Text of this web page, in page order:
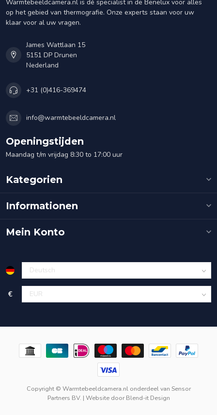
Warmtebeeldcamera.nl is dé specialist in de Benelux voor alles
op het gebied van thermografie. Onze experts staan voor uw
klaar voor al uw vragen.
James Wattlaan 15
5151 DP Drunen
Nederland
+31 (0)416-369474
info@warmtebeeldcamera.nl
Openingstijden
Maandag t/m vrijdag 8:30 to 17:00 uur
Kategorien
Informationen
Mein Konto
€
Copyright © Warmtebeeldcamera.nl onderdeel van Sensor
Partners BV. | Website doorBlend-it Design